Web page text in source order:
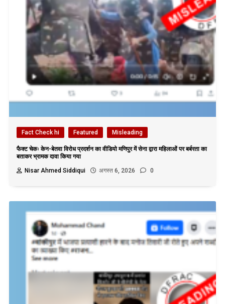
Fact Check hi Featured Misleading
फैक्ट चेकः केन-बेतवा विरोध प्रदर्शन का वीडियो मणिपुर में सेना द्वारा महिलाओं पर बर्बरता का
बताकर भ्रामक दावा किया गया
Nisar Ahmed Siddiqui
अगस्त 6, 2026 0